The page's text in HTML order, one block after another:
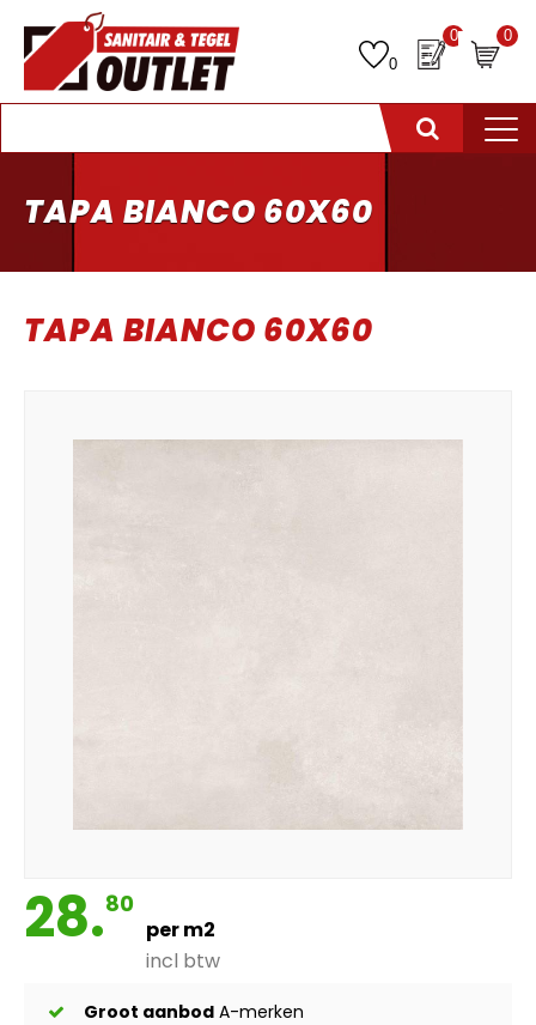
0
0 0
TAPA BIANCO 60X60
TAPA BIANCO 60X60
28.80
per m2
incl btw
Groot aanbod A-merken